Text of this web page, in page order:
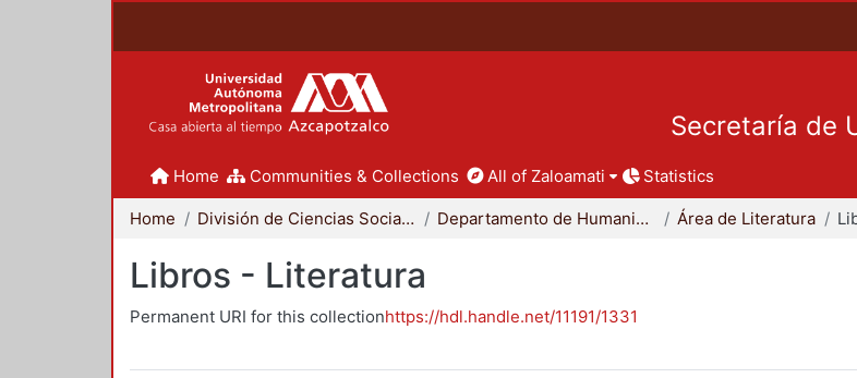
Secretaría de
Home Communities & Collections All of Zaloamati Statistics
Home División de Ciencias Sociales y Humanidades Departamento de Humanidades Área de Literatura
Libros - Literatura
Permanent URI for this collectionhttps://hdl.handle.net/11191/1331